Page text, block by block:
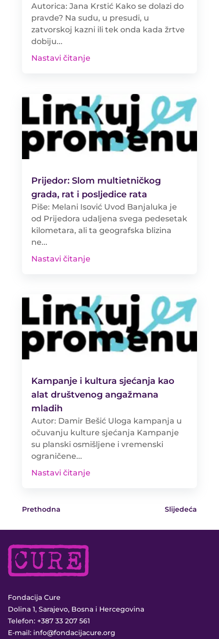
Autorica: Jana Krstić Kako se dolazi do
pravde? Na sudu, u presudi, u
zatvorskoj kazni ili tek onda kada žrtve
dobiju...
Nastavi čitanje
Prijedor: Slom multietničkog
grada, rat i posljedice rata
Piše: Melani Isović Uvod Banjaluka je
od Prijedora udaljena svega pedesetak
kilometara, ali ta geografska blizina
ne...
Nastavi čitanje
Kampanje i kultura sjećanja kao
alat društvenog angažmana
mladih
Autor: Damir Bešić Uloga kampanja u
očuvanju kulture sjećanja Kampanje
su planski osmišljene i vremenski
ograničene...
Nastavi čitanje
Prethodna Slijedeća
Fondacija Cure
Dolina 1, Sarajevo, Bosna i Hercegovina
Telefon: +387 33 207 561
E-mail: info@fondacijacure.org